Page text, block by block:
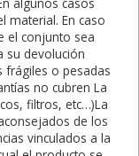
material. En caso
el conjunto sea
su devolución
frágiles o pesadas
no cubren La
filtros, etc…)La
de los
vinculados a la